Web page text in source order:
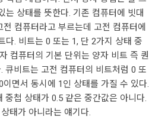
는 상태를 뜻한다. 기존 컴퓨터에 빗대
컴퓨터라고 부르는데 고전 컴퓨터에
다. 비트는 0 또는 1, 단 2가지 상태 중
컴퓨터의 기본 단위는 양자 비트 즉 퀀
큐비트는 고전 컴퓨터의 비트처럼 0 또
면서 동시에 1인 상태를 가질 수 있다.
중첩 상태가 0.5 같은 중간값은 아니다.
태가 아니라는 얘기다.